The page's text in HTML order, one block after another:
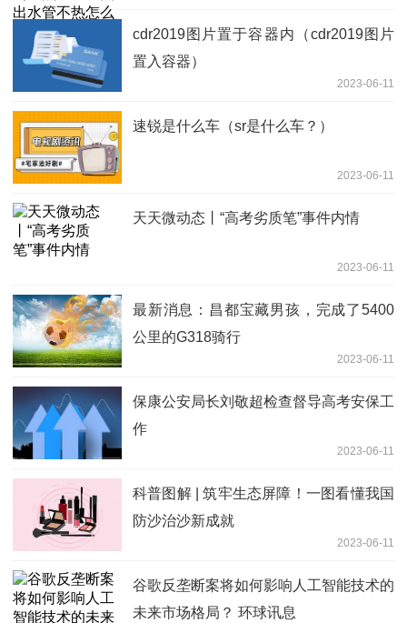
cdr2019图片置于容器内（cdr2019图片
置入容器）
2023-06-11
速锐是什么车（sr是什么车？）
2023-06-11
天天微动态丨“高考劣质笔”事件内情
2023-06-11
最新消息：昌都宝藏男孩，完成了5400
公里的G318骑行
2023-06-11
保康公安局长刘敬超检查督导高考安保工
作
2023-06-11
科普图解 | 筑牢生态屏障！一图看懂我国
防沙治沙新成就
2023-06-11
谷歌反垄断案将如何影响人工智能技术的
未来市场格局？ 环球讯息